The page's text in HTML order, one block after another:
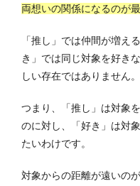
両想いの関係になるのが
「推し」では仲間が増え
き」では同じ対象を好き
しい存在ではありません。
つまり、「推し」は対象
のに対し、「好き」は対
たいわけです。
対象からの距離が遠いの